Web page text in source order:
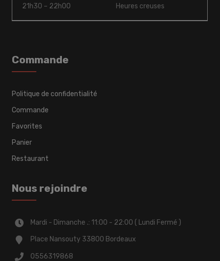
21h30 – 22h00 Heures creuses
Commande
Politique de confidentialité
Commande
Favorites
Panier
Restaurant
Nous rejoindre
Mardi - Dimanche .: 11:00 - 22:00 ( Lundi Fermé )
Place Nansouty 33800 Bordeaux
0556319868